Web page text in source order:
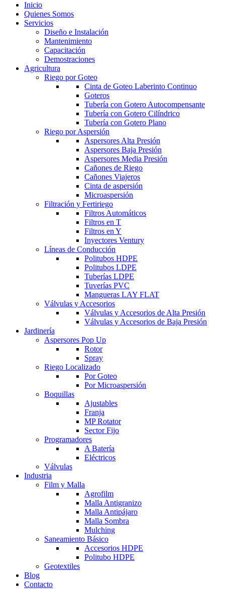
Inicio
Quienes Somos
Servicios
Diseño e Instalación
Mantenimiento
Capacitación
Demostraciones
Agricultura
Riego por Goteo
Cinta de Goteo Laberinto Continuo
Goteros
Tubería con Gotero Autocompensante
Tubería con Gotero Cilíndrico
Tubería con Gotero Plano
Riego por Aspersión
Aspersores Alta Presión
Aspersores Baja Presión
Aspersores Media Presión
Cañones de Riego
Cañones Viajeros
Cinta de aspersión
Microaspersión
Filtración y Fertiriego
Filtros Automáticos
Filtros en T
Filtros en Y
Inyectores Ventury
Líneas de Conducción
Politubos HDPE
Politubos LDPE
Tuberías LDPE
Tuverías PVC
Mangueras LAY FLAT
Válvulas y Accesorios
Válvulas y Accesorios de Alta Presión
Válvulas y Accesorios de Baja Presión
Jardinería
Aspersores Pop Up
Rotor
Spray
Riego Localizado
Por Goteo
Por Microaspersión
Boquillas
Ajustables
Franja
MP Rotator
Sector Fijo
Programadores
A Batería
Eléctricos
Válvulas
Industria
Film y Malla
Agrofilm
Malla Antigranizo
Malla Antipájaro
Malla Sombra
Mulching
Saneamiento Básico
Accesorios HDPE
Politubo HDPE
Geotextiles
Blog
Contacto